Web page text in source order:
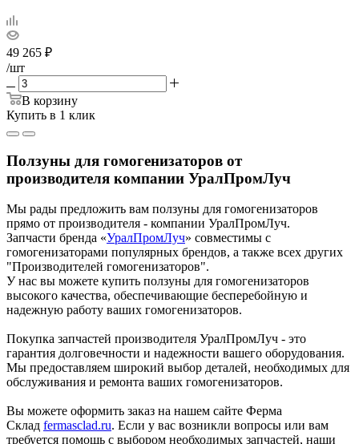
49 265 ₽
/шт
В корзину
Купить в 1 клик
Ползуны для гомогенизаторов от
производителя компании УралПромЛуч
Мы рады предложить вам ползуны для гомогенизаторов
прямо от производителя - компании УралПромЛуч.
Запчасти бренда «УралПромЛуч» совместимы с
гомогенизаторами популярных брендов, а также всех других
"Производителей гомогенизаторов".
У нас вы можете купить ползуны для гомогенизаторов
высокого качества, обеспечивающие бесперебойную и
надежную работу ваших гомогенизаторов.
Покупка запчастей производителя УралПромЛуч - это
гарантия долговечности и надежности вашего оборудования.
Мы предоставляем широкий выбор деталей, необходимых для
обслуживания и ремонта ваших гомогенизаторов.
Вы можете оформить заказ на нашем сайте Ферма
Склад fermasclad.ru. Если у вас возникли вопросы или вам
требуется помощь с выбором необходимых запчастей, наши